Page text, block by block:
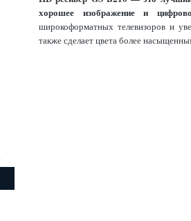
хорошее изображение и
широкоформатных телевизоров и
также сделает цвета более